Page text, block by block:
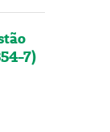
7)